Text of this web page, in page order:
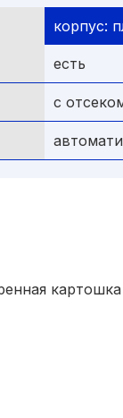
корпус:
есть
с